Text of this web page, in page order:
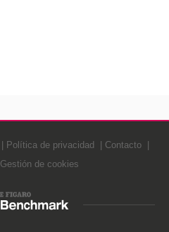
Política de privacidad
Contacto
Gestión de cookies